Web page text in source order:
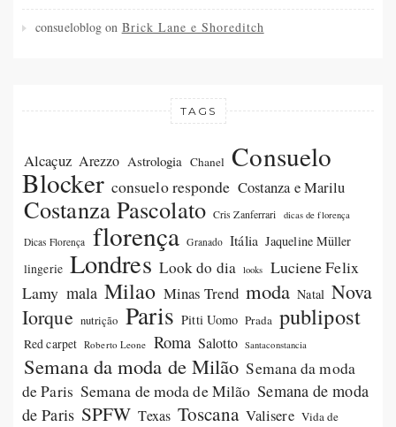
consueloblog on Brick Lane e Shoreditch
TAGS
Alcaçuz Arezzo Astrologia Chanel Consuelo
Blocker consuelo responde Costanza e Marilu
Costanza Pascolato Cris Zanferrari dicas de florença
Dicas Florença florença Granado Itália Jaqueline Müller
lingerie Londres Look do dia looks
Luciene Felix
Lamy mala Milao Minas Trend moda Natal Nova
Iorque nutrição Paris Pitti Uomo Prada publipost
Red carpet Roberto Leone Roma Salotto Santaconstancia
Semana da moda de Milão Semana da moda
de Paris Semana de moda de Milão Semana de moda
de Paris SPFW Texas Toscana Valisere Vida de